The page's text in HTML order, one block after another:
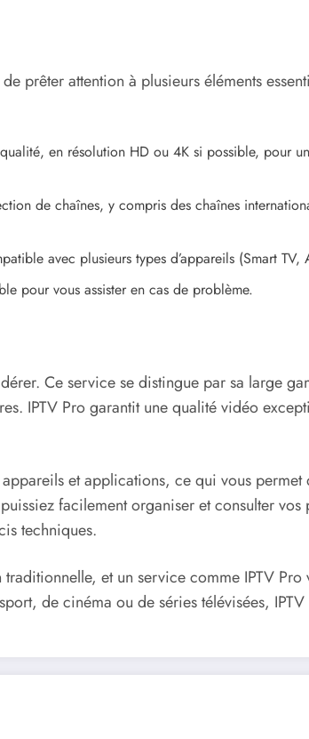
prêter attention à plusieurs éléments
en résolution HD ou 4K si possible, pour
de chaînes, y compris des chaînes
avec plusieurs types d’appareils (Smart
pour vous assister en cas de problème.
Ce service se distingue par sa large
IPTV Pro garantit une qualité vidéo
et applications, ce qui vous
facilement organiser et consulter
techniques.
et un service comme IPTV
de cinéma ou de séries télévisées,